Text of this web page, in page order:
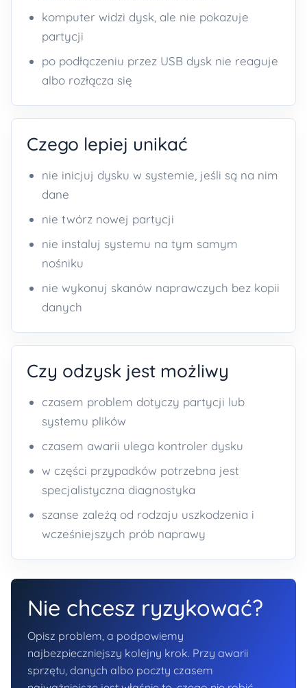
komputer widzi dysk, ale nie pokazuje
partycji
po podłączeniu przez USB dysk nie reaguje
albo rozłącza się
Czego lepiej unikać
nie inicjuj dysku w systemie, jeśli są na nim
dane
nie twórz nowej partycji
nie instaluj systemu na tym samym
nośniku
nie wykonuj skanów naprawczych bez kopii
danych
Czy odzysk jest możliwy
czasem problem dotyczy partycji lub
systemu plików
czasem awarii ulega kontroler dysku
w części przypadków potrzebna jest
specjalistyczna diagnostyka
szanse zależą od rodzaju uszkodzenia i
wcześniejszych prób naprawy
Nie chcesz ryzykować?
Opisz problem, a podpowiemy
najbezpieczniejszy kolejny krok. Przy awarii
sprzętu, danych albo poczty czasem